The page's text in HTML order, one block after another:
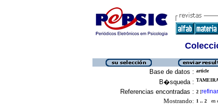
Base de datos : article
B�squeda :
Referencias encontradas : 2 [refinar
Mostrando: 1 .. 2 en